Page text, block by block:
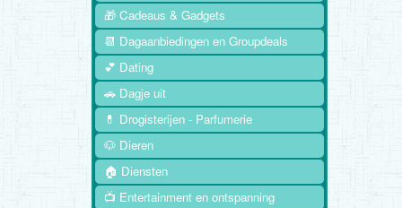
🎁 Cadeaus & Gadgets
📆 Dagaanbiedingen en Groupdeals
💕 Dating
🚗 Dagje uit
💊 Drogisterijen - Parfumerie
🐶 Dieren
🏠 Diensten
📺 Entertainment en ontspanning